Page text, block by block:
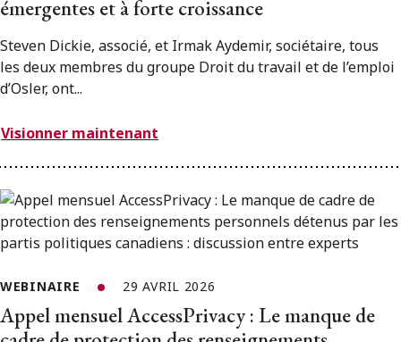
émergentes et à forte croissance
Steven Dickie, associé, et Irmak Aydemir, sociétaire, tous
les deux membres du groupe Droit du travail et de l’emploi
d’Osler, ont...
Visionner maintenant
WEBINAIRE 29 AVRIL 2026
Appel mensuel AccessPrivacy : Le manque de